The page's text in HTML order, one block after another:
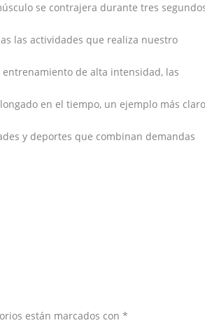
se contrajera durante tres
las actividades que realiza nuestro
de alta intensidad, las
en el tiempo, un ejemplo más claro
y deportes que combinan demandas
están marcados con *